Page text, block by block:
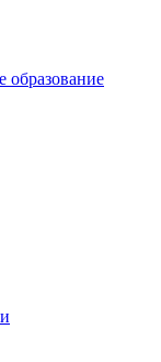
образование